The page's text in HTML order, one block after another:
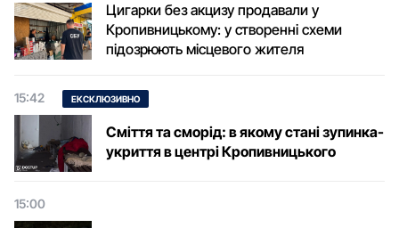
Цигарки без акцизу продавали у
Кропивницькому: у створенні схеми
підозрюють місцевого жителя
15:42 ЕКСКЛЮЗИВНО
Сміття та сморід: в якому стані зупинка-
укриття в центрі Кропивницького
15:00